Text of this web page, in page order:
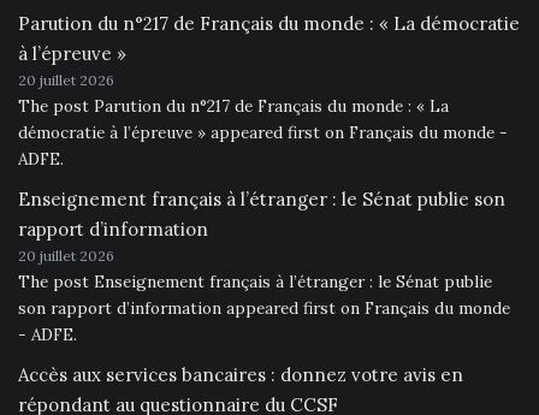
Parution du n°217 de Français du monde : « La démocratie
à l’épreuve »
20 juillet 2026
The post Parution du n°217 de Français du monde : « La
démocratie à l’épreuve » appeared first on Français du monde -
ADFE.
Enseignement français à l’étranger : le Sénat publie son
rapport d’information
20 juillet 2026
The post Enseignement français à l’étranger : le Sénat publie
son rapport d’information appeared first on Français du monde
- ADFE.
Accès aux services bancaires : donnez votre avis en
répondant au questionnaire du CCSF